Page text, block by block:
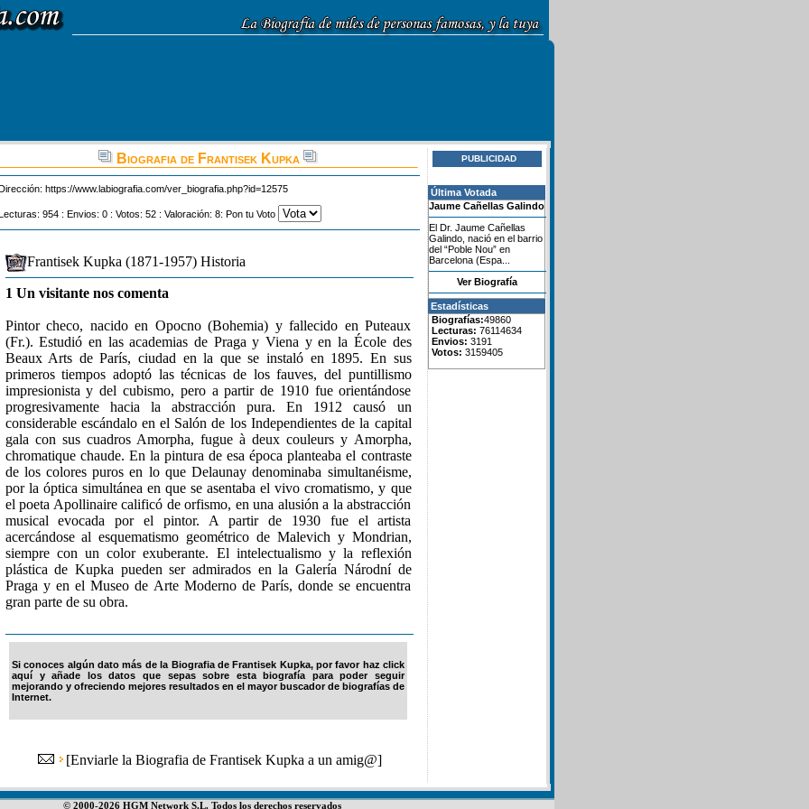
Biografia de Frantisek Kupka
https://www.labiografia.com/ver_biografia.php?id=12575
954 : Envios: 0 : Votos: 52 : Valoración: 8: Pon tu Voto
Frantisek Kupka (1871-1957) Historia
1 Un visitante nos comenta
Pintor checo, nacido en Opocno (Bohemia) y fallecido en Puteaux
(Fr.). Estudió en las academias de Praga y Viena y en la École des
Beaux Arts de París, ciudad en la que se instaló en 1895. En sus
primeros tiempos adoptó las técnicas de los fauves, del puntillismo
impresionista y del cubismo, pero a partir de 1910 fue orientándose
progresivamente hacia la abstracción pura. En 1912 causó un
considerable escándalo en el Salón de los Independientes de la capital
gala con sus cuadros Amorpha, fugue à deux couleurs y Amorpha,
chromatique chaude. En la pintura de esa época planteaba el contraste
de los colores puros en lo que Delaunay denominaba simultanéisme,
por la óptica simultánea en que se asentaba el vivo cromatismo, y que
el poeta Apollinaire calificó de orfismo, en una alusión a la abstracción
musical evocada por el pintor. A partir de 1930 fue el artista
acercándose al esquematismo geométrico de Malevich y Mondrian,
siempre con un color exuberante. El intelectualismo y la reflexión
plástica de Kupka pueden ser admirados en la Galería Národní de
Praga y en el Museo de Arte Moderno de París, donde se encuentra
gran parte de su obra.
Si conoces algún dato más de la Biografia de Frantisek Kupka, por favor haz click
aquí y añade los datos que sepas sobre esta biografía para poder seguir
mejorando y ofreciendo mejores resultados en el mayor buscador de biografías de
Internet.
[Enviarle la Biografia de Frantisek Kupka a un amig@]
PUBLICIDAD
Última Votada
Jaume Cañellas Galindo
El Dr. Jaume Cañellas
Galindo, nació en el barrio
del “Poble Nou” en
Barcelona (Espa...
Ver Biografía
Estadísticas
Biografías:49860
Lecturas: 76114634
Envios: 3191
Votos: 3159405
© 2000-2026 HGM Network S.L. Todos los derechos reservados